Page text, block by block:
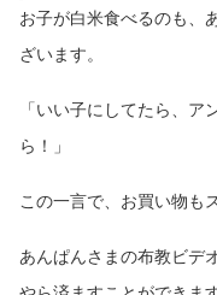
お子が白米食べるのも、
ざいます。
「いい子にしてたら、
ら！」
この一言で、お買い物も
あんぱんさまの布教ビデ